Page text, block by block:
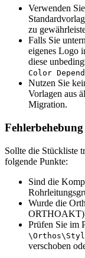
Verwenden
zu
Falls Sie
eigenes Logo
diese
Color
Nutzen Sie
Vorlagen aus
Migration.
Fehlerbehebung
Sollte die Stückliste
folgende Punkte:
Sind die
Wurde die
Prüfen Sie im
verschoben